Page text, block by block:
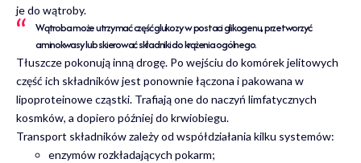
je do wątroby.
Wątroba może utrzymać część glukozy w postaci glikogenu, przetworzyć
aminokwasy lub skierować składniki do krążenia ogólnego.
Tłuszcze pokonują inną drogę. Po wejściu do komórek jelitowych
część ich składników jest ponownie łączona i pakowana w
lipoproteinowe cząstki. Trafiają one do naczyń limfatycznych
kosmków, a dopiero później do krwiobiegu.
Transport składników zależy od współdziałania kilku systemów:
enzymów rozkładających pokarm;